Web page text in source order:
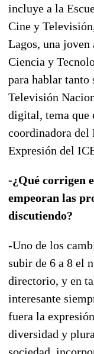
incluye a la
Cine y
Lagos, una joven
Ciencia y
para hablar
Televisión
digital, tema que
coordinadora del
Expresión del
-¿Qué corrigen
empeoran las
discutiendo?
-Uno de los
subir de 6 a 8 el
directorio, y en
interesante
fuera la
diversidad y